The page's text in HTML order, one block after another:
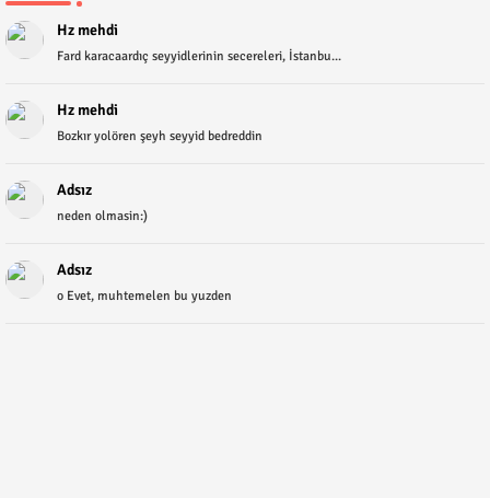
Hz mehdi
Fard karacaardıç seyyidlerinin secereleri, İstanbu...
Hz mehdi
Bozkır yolören şeyh seyyid bedreddin
Adsız
neden olmasin:)
Adsız
o Evet, muhtemelen bu yuzden